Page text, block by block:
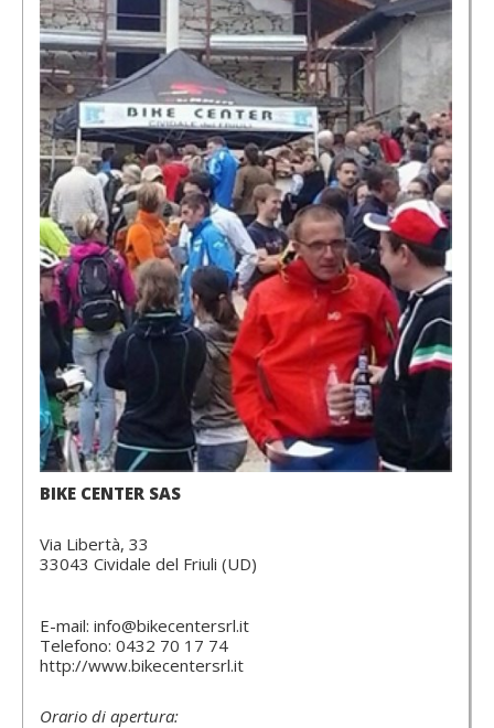
BIKE CENTER SAS
Via Libertà, 33
33043 Cividale del Friuli (UD)
E-mail: info@bikecentersrl.it
Telefono: 0432 70 17 74
http://www.bikecentersrl.it
Orario di apertura: